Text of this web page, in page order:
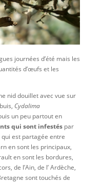
journées d’été mais les
d’œufs et les
nid douillet avec vue sur
Cydalima
un peu partout en
qui sont infestéspar
est partagée entre
en sont les principaux,
en sont les bordures,
de l’Ain, de l’ Ardèche,
sont touchés de